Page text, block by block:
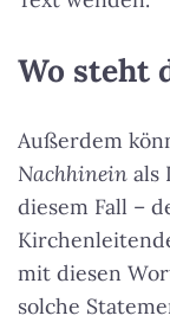
Wo steht
Außerdem
Nachhinein als
diesem Fall –
mit diesen
solche